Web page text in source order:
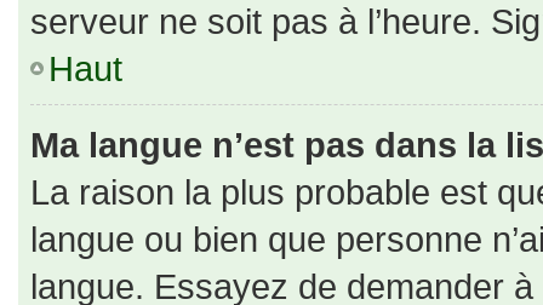
serveur ne soit pas à l’heure.
Haut
Ma langue n’est pas dans la
La raison la plus probable est
langue ou bien que personne
langue. Essayez de demander